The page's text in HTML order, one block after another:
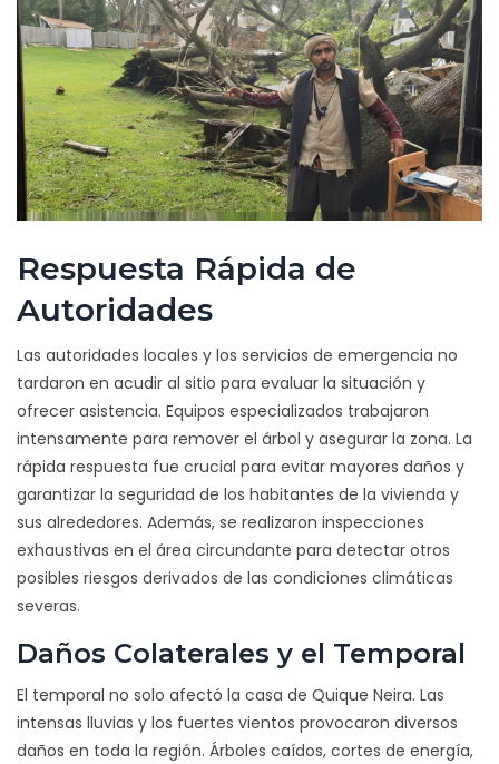
Respuesta Rápida de
Autoridades
Las autoridades locales y los servicios de emergencia no
tardaron en acudir al sitio para evaluar la situación y
ofrecer asistencia. Equipos especializados trabajaron
intensamente para remover el árbol y asegurar la zona. La
rápida respuesta fue crucial para evitar mayores daños y
garantizar la seguridad de los habitantes de la vivienda y
sus alrededores. Además, se realizaron inspecciones
exhaustivas en el área circundante para detectar otros
posibles riesgos derivados de las condiciones climáticas
severas.
Daños Colaterales y el Temporal
El temporal no solo afectó la casa de Quique Neira. Las
intensas lluvias y los fuertes vientos provocaron diversos
daños en toda la región. Árboles caídos, cortes de energía,